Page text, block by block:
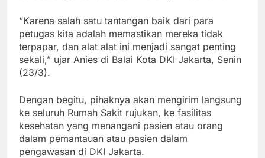
“Karena salah satu tantangan baik dari para
petugas kita adalah memastikan mereka tidak
terpapar, dan alat alat ini menjadi sangat penting
sekali,” ujar Anies di Balai Kota DKI Jakarta, Senin
(23/3).
Dengan begitu, pihaknya akan mengirim langsung
ke seluruh Rumah Sakit rujukan, ke fasilitas
kesehatan yang menangani pasien atau orang
dalam pemantauan atau pasien dalam
pengawasan di DKI Jakarta.